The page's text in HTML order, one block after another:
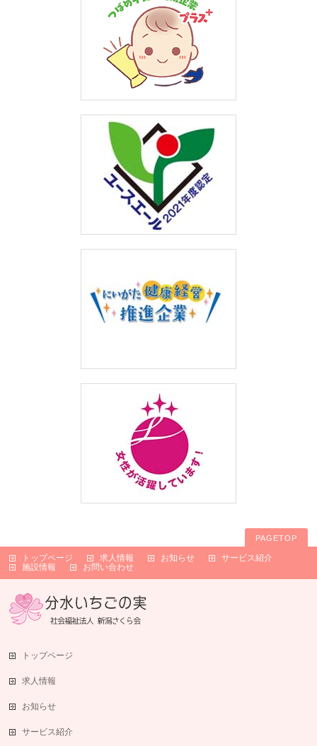
PAGETOP
トップページ 求人情報 お知らせ
サービス紹介
施設情報
お問い合わせ
トップページ
求人情報
お知らせ
サービス紹介